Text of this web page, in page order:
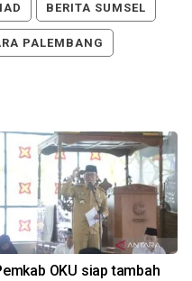
BERITA SUMSEL
PALEMBANG
OKU siap tambah